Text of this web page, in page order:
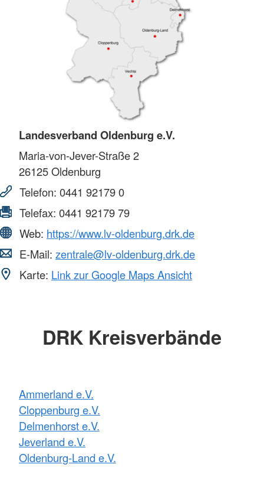
Landesverband Oldenburg e.V.
Maria-von-Jever-Straße 2
26125Oldenburg
Telefon: 0441 92179 0
Telefax: 0441 92179 79
Web: https://www.lv-oldenburg.drk.de
E-Mail: zentrale@lv-oldenburg.drk.de
Karte: Link zur Google Maps Ansicht
DRK Kreisverbände
Ammerland e.V.
Cloppenburg e.V.
Delmenhorst e.V.
Jeverland e.V.
Oldenburg-Land e.V.